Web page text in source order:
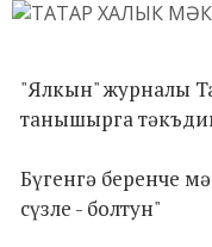
"Ялкын" журналы
танышырга
Бүгенгә беренче
сүзле - болтун"